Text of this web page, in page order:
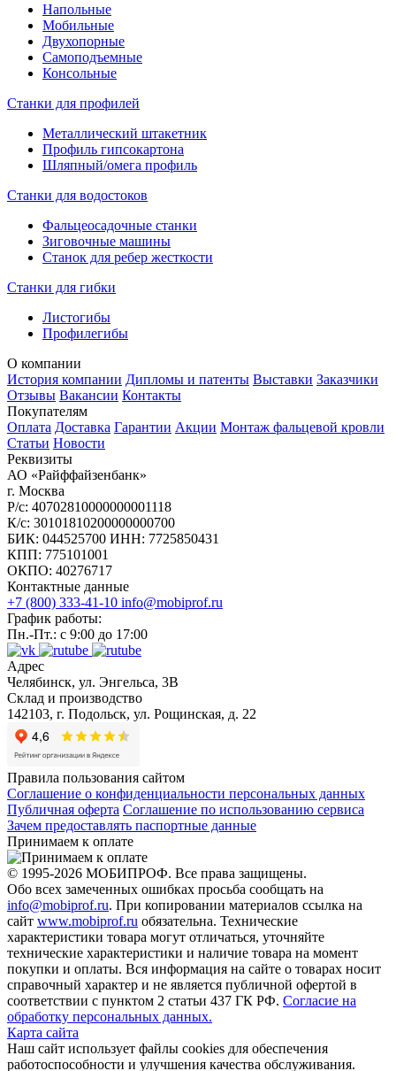
Напольные
Мобильные
Двухопорные
Самоподъемные
Консольные
Станки для профилей
Металлический штакетник
Профиль гипсокартона
Шляпный/омега профиль
Станки для водостоков
Фальцеосадочные станки
Зиговочные машины
Станок для ребер жесткости
Станки для гибки
Листогибы
Профилегибы
О компании
История компании Дипломы и патенты Выставки Заказчики
Отзывы Вакансии Контакты
Покупателям
Оплата Доставка Гарантии Акции Монтаж фальцевой кровли
Статьи Новости
Реквизиты
АО «Райффайзенбанк»
г. Москва
Р/с: 40702810000000001118
К/с: 30101810200000000700
БИК: 044525700 ИНН: 7725850431
КПП: 775101001
ОКПО: 40276717
Контактные данные
+7 (800) 333-41-10 info@mobiprof.ru
График работы:
Пн.-Пт.: с 9:00 до 17:00
Адрес
Челябинск, ул. Энгельса, 3В
Склад и производство
142103, г. Подольск, ул. Рощинская, д. 22
Правила пользования сайтом
Соглашение о конфиденциальности персональных данных
Публичная оферта Соглашение по использованию сервиса
Зачем предоставлять паспортные данные
Принимаем к оплате
© 1995-2026 МОБИПРОФ. Все права защищены.
Обо всех замеченных ошибках просьба сообщать на
info@mobiprof.ru. При копировании материалов ссылка на
сайт www.mobiprof.ru обязательна. Технические
характеристики товара могут отличаться, уточняйте
технические характеристики и наличие товара на момент
покупки и оплаты. Вся информация на сайте о товарах носит
справочный характер и не является публичной офертой в
соответствии с пунктом 2 статьи 437 ГК РФ. Согласие на
обработку персональных данных.
Карта сайта
Наш сайт использует файлы cookies для обеспечения
работоспособности и улучшения качества обслуживания.